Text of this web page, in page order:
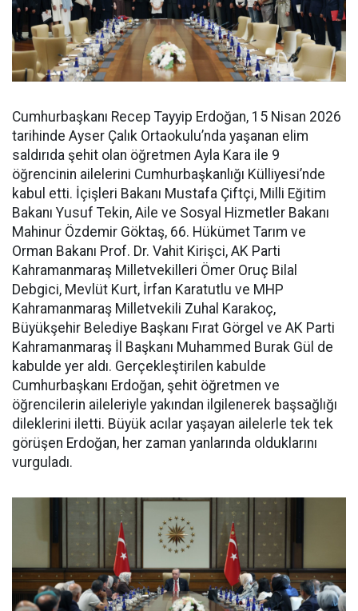
Cumhurbaşkanı Recep Tayyip Erdoğan, 15 Nisan 2026
tarihinde Ayser Çalık Ortaokulu’nda yaşanan elim
saldırıda şehit olan öğretmen Ayla Kara ile 9
öğrencinin ailelerini Cumhurbaşkanlığı Külliyesi’nde
kabul etti. İçişleri Bakanı Mustafa Çiftçi, Milli Eğitim
Bakanı Yusuf Tekin, Aile ve Sosyal Hizmetler Bakanı
Mahinur Özdemir Göktaş, 66. Hükümet Tarım ve
Orman Bakanı Prof. Dr. Vahit Kirişci, AK Parti
Kahramanmaraş Milletvekilleri Ömer Oruç Bilal
Debgici, Mevlüt Kurt, İrfan Karatutlu ve MHP
Kahramanmaraş Milletvekili Zuhal Karakoç,
Büyükşehir Belediye Başkanı Fırat Görgel ve AK Parti
Kahramanmaraş İl Başkanı Muhammed Burak Gül de
kabulde yer aldı. Gerçekleştirilen kabulde
Cumhurbaşkanı Erdoğan, şehit öğretmen ve
öğrencilerin aileleriyle yakından ilgilenerek başsağlığı
dileklerini iletti. Büyük acılar yaşayan ailelerle tek tek
görüşen Erdoğan, her zaman yanlarında olduklarını
vurguladı.